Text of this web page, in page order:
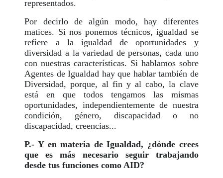
representados.
Por decirlo de algún modo, hay diferentes
matices. Si nos ponemos técnicos, igualdad se
refiere a la igualdad de oportunidades y
diversidad a la variedad de personas, cada uno
con nuestras características. Si hablamos sobre
Agentes de Igualdad hay que hablar también de
Diversidad, porque, al fin y al cabo, la clave
está en que todos tengamos las mismas
oportunidades, independientemente de nuestra
condición, género, discapacidad o no
discapacidad, creencias...
P.- Y en materia de Igualdad, ¿dónde crees
que es más necesario seguir trabajando
desde tus funciones como AID?